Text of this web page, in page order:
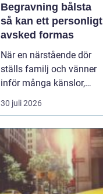
Begravning bålsta
så kan ett personligt
avsked formas
När en närstående dör
ställs familj och vänner
inför många känslor,
men också praktiska
beslut.
ceremoni i någon av
Håbo församlings kyrkor
eller ka...
30 juli 2026